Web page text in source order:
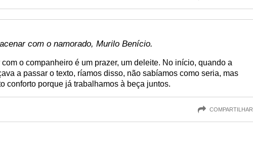
com o namorado, Murilo Benício.
o companheiro é um prazer, um deleite. No início, quando a
a passar o texto, ríamos disso, não sabíamos como seria, mas
conforto porque já trabalhamos à beça juntos.
COMPARTILHAR